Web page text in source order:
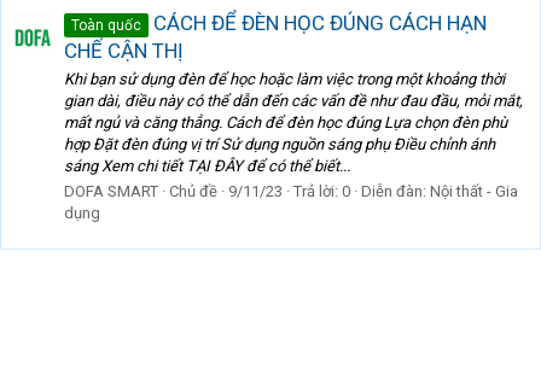
Toàn quốc
CÁCH ĐỂ ĐÈN HỌC ĐÚNG CÁCH HẠN
CHẾ CẬN THỊ
Khi bạn sử dụng đèn để học hoặc làm việc trong một khoảng thời
gian dài, điều này có thể dẫn đến các vấn đề như đau đầu, mỏi mắt,
mất ngủ và căng thẳng. Cách để đèn học đúng Lựa chọn đèn phù
hợp Đặt đèn đúng vị trí Sử dụng nguồn sáng phụ Điều chỉnh ánh
sáng Xem chi tiết TẠI ĐÂY để có thể biết...
DOFA SMART Chủ đề 9/11/23 Trả lời: 0 Diễn đàn: Nội thất - Gia
dụng